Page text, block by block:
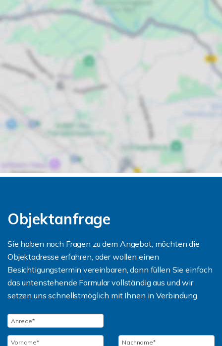
Objektanfrage
Sie haben noch Fragen zu dem Angebot, möchten die
Objektadresse erfahren, oder wollen einen
Besichtigungstermin vereinbaren, dann füllen Sie einfach
das untenstehende Formular vollständig aus und wir
setzen uns schnellstmöglich mit Ihnen in Verbindung.